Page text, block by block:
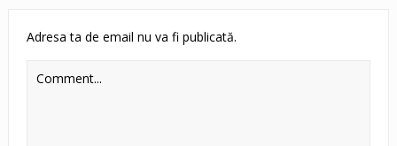
Adresa ta de email nu va fi publicată.